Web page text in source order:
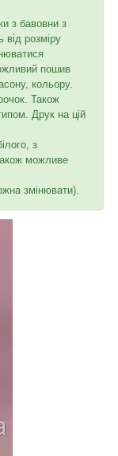
з бавовни з
від розміру
пошив
кольору.
Також
Друк на цій
з
можливе
змінювати).